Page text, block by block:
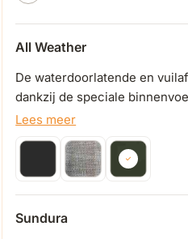
All Weather
De waterdoorlatende en
dankzij de speciale
kunnen blijven liggen.
Lees meer
Sundura